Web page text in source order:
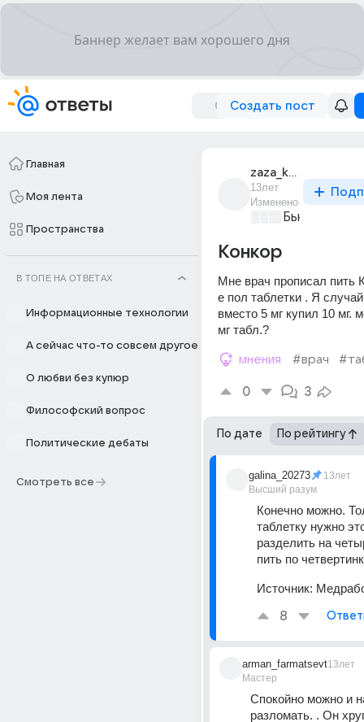
Создать пост
Главная
Моя лента
Пространства
В ТОПЕ НА ОТВЕТАХ
Информационные технологии
А сейчас что-то совсем другое
О любви без купюр
Философский вопрос
Политические дебаты
Смотреть все
zaza_khasaia_1
13лет
Изменено
Бьютилэнд
Конкор
Мне врач прописал пить
е пол таблетки . Я
вместо 5 мг купил 10 мг.
мг табл.?
мнения #врач
0 3
По дате По рейтингу
galina_20273
Высший разум
13лет
Конечно можно.
таблетку нужно
разделить на
пить по
Источник:
8
arman_farmatsevt
Мастер
13лет
Спокойно можно и
разломать. . Он